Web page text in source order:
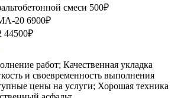
смеси 500₽
20 6900₽
44500₽
работ; Качественная укладка
и своевременность выполнения
цены на услуги; Хорошая техника